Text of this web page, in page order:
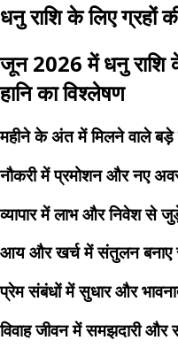
धनु राशि के लिए ग्रहों
जून 2026 में धनु राशि
हानि का विश्लेषण
महीने के अंत में मिलने वाले बड़े
नौकरी में प्रमोशन और नए
व्यापार में लाभ और निवेश से
आय और खर्च में संतुलन
प्रेम संबंधों में सुधार और
विवाह जीवन में समझदारी और